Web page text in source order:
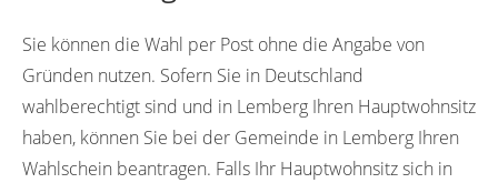
Sie können die Wahl per Post ohne die Angabe von
Gründen nutzen. Sofern Sie in Deutschland
wahlberechtigt sind und in Lemberg Ihren Hauptwohnsitz
haben, können Sie bei der Gemeinde in Lemberg Ihren
Wahlschein beantragen. Falls Ihr Hauptwohnsitz sich in